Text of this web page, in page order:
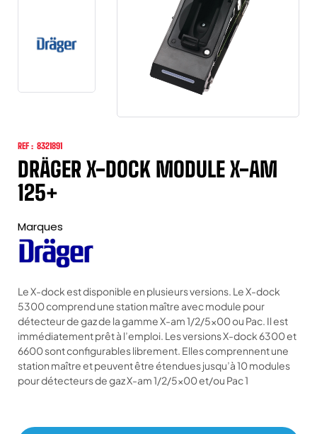
REF : 8321891
DRÄGER X-DOCK MODULE X-AM
125+
Marques
Le X-dock est disponible en plusieurs versions. Le X-dock
5300 comprend une station maître avec module pour
détecteur de gaz de la gamme X-am 1/2/5×00 ou Pac. Il est
immédiatement prêt à l’emploi. Les versions X-dock 6300 et
6600 sont configurables librement. Elles comprennent une
station maître et peuvent être étendues jusqu’à 10 modules
pour détecteurs de gaz X-am 1/2/5×00 et/ou Pac 1